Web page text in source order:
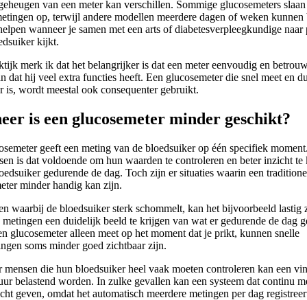
van een meter kan verschillen. Sommige glucosemeters
op, terwijl andere modellen meerdere dagen of weken kunnen
wanneer je samen met een arts of diabetesverpleegkundige naar
kijkt.
merk ik dat het belangrijker is dat een meter eenvoudig en
dat hij veel extra functies heeft. Een glucosemeter die snel meet en
is, wordt meestal ook consequenter gebruikt.
is een glucosemeter minder geschikt?
geeft een meting van de bloedsuiker op één specifiek
is dat voldoende om hun waarden te controleren en beter inzicht
gedurende de dag. Toch zijn er situaties waarin een
minder handig kan zijn.
waarbij de bloedsuiker sterk schommelt, kan het bijvoorbeeld lastig
metingen een duidelijk beeld te krijgen van wat er gedurende de dag
glucosemeter alleen meet op het moment dat je prikt, kunnen snelle
soms minder goed zichtbaar zijn.
die hun bloedsuiker heel vaak moeten controleren kan een
belastend worden. In zulke gevallen kan een systeem dat continu
geven, omdat het automatisch meerdere metingen per dag